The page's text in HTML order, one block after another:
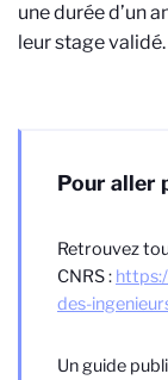
une durée d’un
leur stage validé.
Pour aller
Retrouvez
CNRS :
des-
Un guide